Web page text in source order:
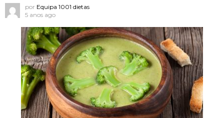
por Equipa 1001 dietas
5 anos ago